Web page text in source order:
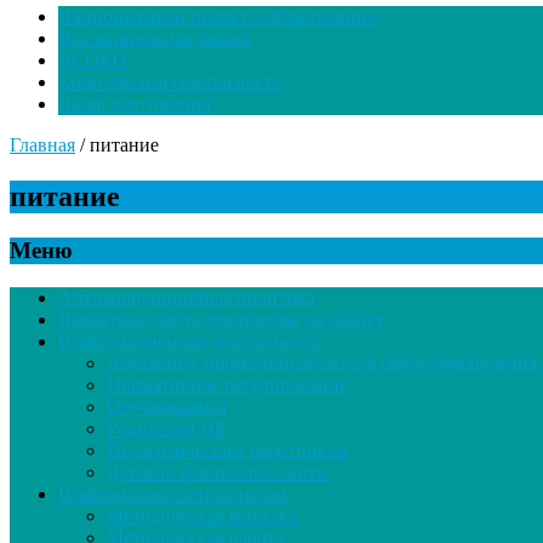
Национальный проект «Образование»
Воспитательная работа
ВСОКО
Комплексная безопасность
Наши достижения
Главная /питание
питание
Меню
Антикоррупционная политика
Вакантные места для приёма на работу
Информационная безопасность
Локальные нормативные акты в сфере
Нормативное регулирование
Обучающимся
Родителям ИБ
Педагогическим работникам
Детские безопасные сайты
Информация специалистам
Методическая копилка
Методическая работа